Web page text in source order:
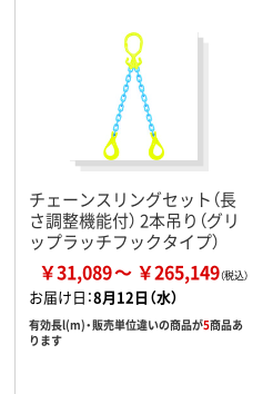
チェーンスリングセット（長
さ調整機能付） 2本吊り（グリ
ップラッチフックタイプ）
￥31,089 ￥265,149
お届け日：8月12日（水）
有効長l(m)・販売単位違いの商品が5商品あ
ります